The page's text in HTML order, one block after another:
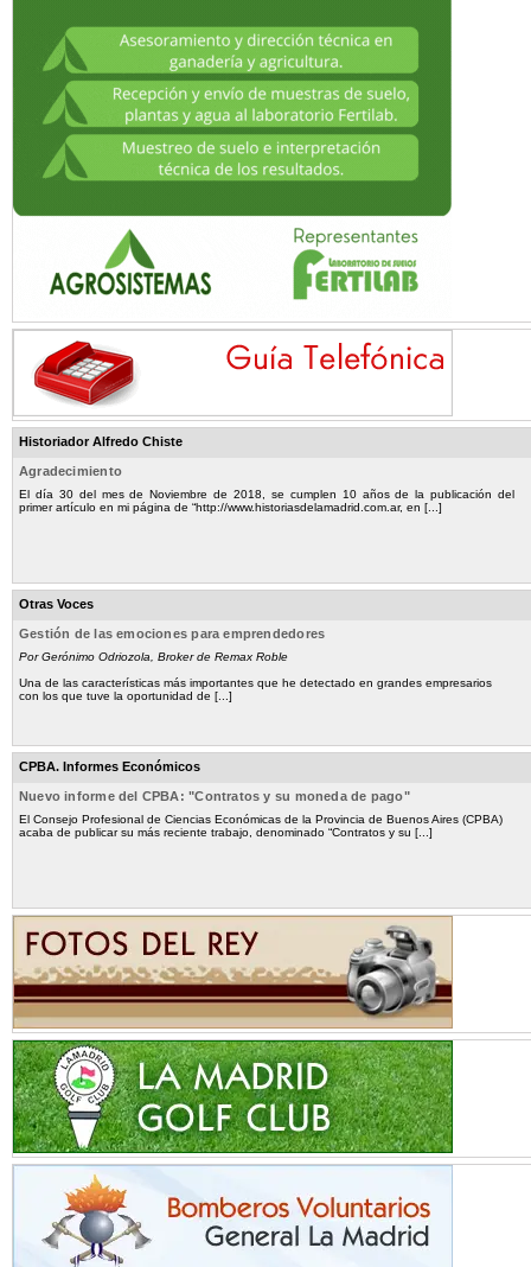
Historiador Alfredo Chiste
Agradecimiento
El día 30 del mes de Noviembre de 2018, se cumplen 10 años de la publicación del
primer artículo en mi página de “http://www.historiasdelamadrid.com.ar, en [...]
Otras Voces
Gestión de las emociones para emprendedores
Por Gerónimo Odriozola, Broker de Remax Roble
Una de las características más importantes que he detectado en grandes empresarios
con los que tuve la oportunidad de [...]
CPBA. Informes Económicos
Nuevo informe del CPBA: "Contratos y su moneda de pago"
El Consejo Profesional de Ciencias Económicas de la Provincia de Buenos Aires (CPBA)
acaba de publicar su más reciente trabajo, denominado “Contratos y su [...]